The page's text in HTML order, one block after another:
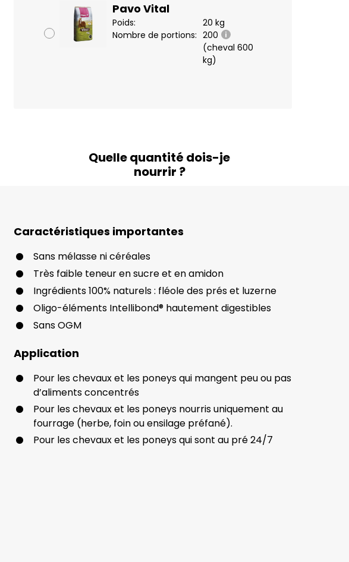
Pavo Vital
Poids:
20 kg
Nombre de portions: 200
(cheval 600
kg)
Quelle quantité dois-je
nourrir ?
Caractéristiques importantes
Sans mélasse ni céréales
Très faible teneur en sucre et en amidon
Ingrédients 100% naturels : fléole des prés et luzerne
Oligo-éléments Intellibond® hautement digestibles
Sans OGM
Application
Pour les chevaux et les poneys qui mangent peu ou pas
d’aliments concentrés
Pour les chevaux et les poneys nourris uniquement au
fourrage (herbe, foin ou ensilage préfané).
Pour les chevaux et les poneys qui sont au pré 24/7